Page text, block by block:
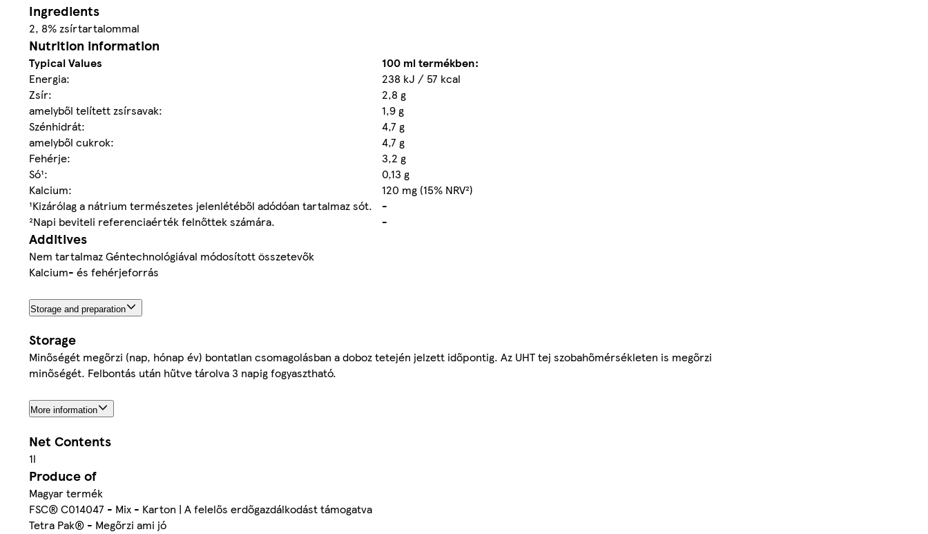
Ingredients
2, 8% zsírtartalommal
Nutrition information
Typical Values
100 ml termékben:
Energia:
238 kJ / 57 kcal
Zsír:
2,8 g
amelyből telített zsírsavak:
1,9 g
Szénhidrát:
4,7 g
amelyből cukrok:
4,7 g
Fehérje:
3,2 g
Só¹:
0,13 g
Kalcium:
120 mg (15% NRV²)
¹Kizárólag a nátrium természetes jelenlétéből adódóan tartalmaz sót.
-
²Napi beviteli referenciaérték felnőttek számára.
-
Additives
Nem tartalmaz Géntechnológiával módosított összetevők
Kalcium- és fehérjeforrás
Storage and preparation
Storage
Minőségét megőrzi (nap, hónap év) bontatlan csomagolásban a doboz tetején jelzett időpontig. Az UHT tej szobahőmérsékleten is megőrzi
minőségét. Felbontás után hűtve tárolva 3 napig fogyasztható.
More information
Net Contents
1l
Produce of
Magyar termék
FSC® C014047 - Mix - Karton | A felelős erdőgazdálkodást támogatva
Tetra Pak® - Megőrzi ami jó